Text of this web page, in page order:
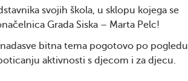
svojih škola, u sklopu kojega se
Grada Siska – Marta Pelc!
bitna tema pogotovo po pogledu
aktivnosti s djecom i za djecu.